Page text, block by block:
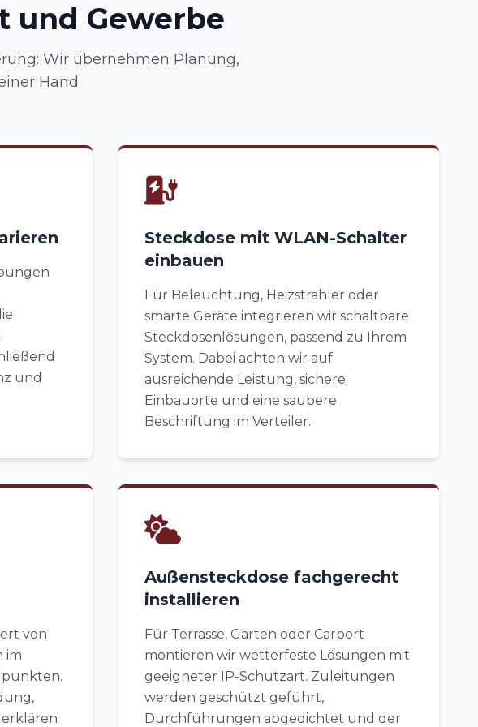
und Gewerbe
Wir übernehmen Planung,
Hand.
und
Steckdose mit WLAN-Schalter
einbauen
Für Beleuchtung, Heizstrahler oder
smarte Geräte integrieren wir schaltbare
Steckdosenlösungen, passend zu Ihrem
System. Dabei achten wir auf
ausreichende Leistung, sichere
Einbauorte und eine saubere
Beschriftung im Verteiler.
von
im
Außensteckdose fachgerecht
installieren
Für Terrasse, Garten oder Carport
montieren wir wetterfeste Lösungen mit
geeigneter IP-Schutzart. Zuleitungen
werden geschützt geführt,
Durchführungen abgedichtet und der